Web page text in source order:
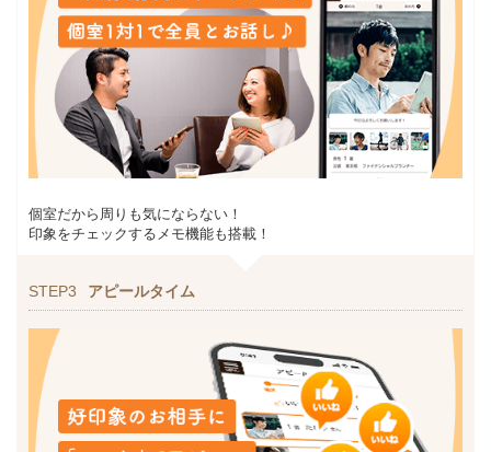
個室だから周りも気にならない！
印象をチェックするメモ機能も搭載！
STEP3 アピールタイム